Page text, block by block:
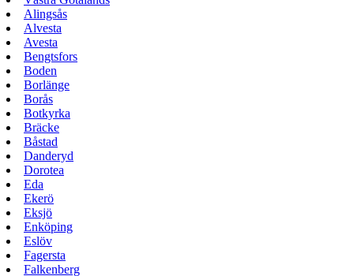
Alingsås
Alvesta
Avesta
Bengtsfors
Boden
Borlänge
Borås
Botkyrka
Bräcke
Båstad
Danderyd
Dorotea
Eda
Ekerö
Eksjö
Enköping
Eslöv
Fagersta
Falkenberg